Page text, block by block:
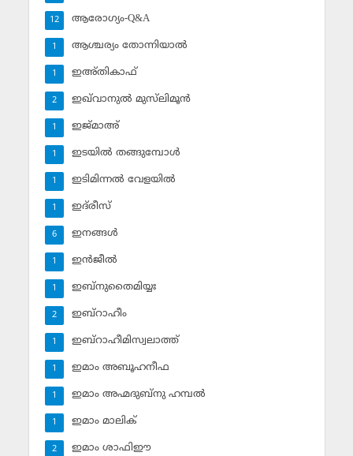
ആരോഗ്യം-Q&A
12
ആശ്ചര്യം തോന്നിയാല്‍
1
ഇഅ്തികാഫ്‌
1
ഇഖ്‌വാനുല്‍ മുസ്‌ലിമൂന്‍
2
ഇജ്മാഅ്
1
ഇടയില്‍ തങ്ങുമ്പോള്‍
1
ഇടിമിന്നല്‍ വേളയില്‍
1
ഇദ്‌രീസ്‌
1
ഇനങ്ങള്‍
6
ഇന്‍ജീല്‍
1
ഇബ്‌നുതൈമിയ്യഃ
1
ഇബ്‌റാഹീം
2
ഇബ്‌റാഹീമിസ്വലാത്ത്
1
ഇമാം അബൂഹനീഫ
1
ഇമാം അഹ്മദുബ്‌നു ഹമ്പല്‍
1
ഇമാം മാലിക്
1
ഇമാം ശാഫിഈ
2